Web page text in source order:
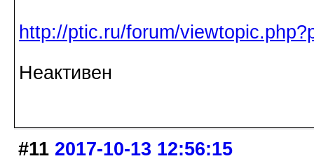
http://ptic.ru/forum/
Неактивен
#11 2017-10-13 12:56:15